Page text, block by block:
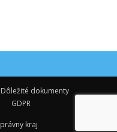
Dôležité dokumenty
GDPR
kraj